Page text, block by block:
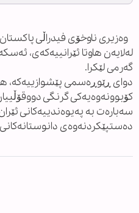
وەزیری ناوخۆی فیدراڵی
لەلایەن هاوتا ئێرانییەکەی،
گەرمی لێکرا.
دوای ڕێوڕەسمی پێشوازییەکە،
کۆبوونەوەیەکی گرنگی
سەبارەت بە پەیوەندییەکانی
دەستپێکردنەوەی